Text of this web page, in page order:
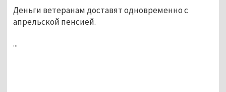
Деньги ветеранам доставят одновременно с
апрельской пенсией.
...